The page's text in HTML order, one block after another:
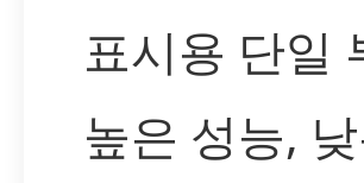
표시용 단일
높은 성능,